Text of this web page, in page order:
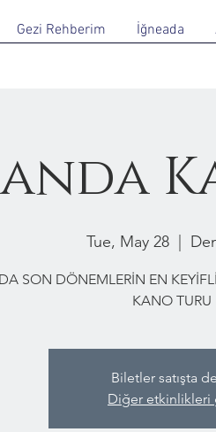
Gezi Rehberim İğneada
Tue, May 28
SON DÖNEMLERİN EN
KANO TURU
Biletler satışta
Diğer etkinlikleri